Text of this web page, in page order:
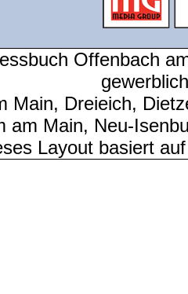
Offenbach
Main, Dreieich,
am Main, Neu-
Layout basiert